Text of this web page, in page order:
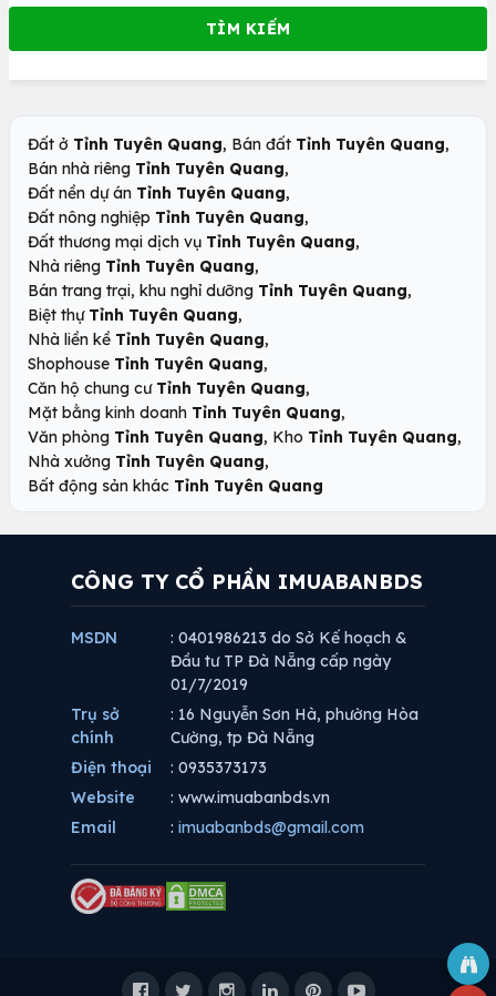
Đất ở Tỉnh Tuyên Quang, Bán đất Tỉnh Tuyên Quang,
Bán nhà riêng Tỉnh Tuyên Quang,
Đất nền dự án Tỉnh Tuyên Quang,
Đất nông nghiệp Tỉnh Tuyên Quang,
Đất thương mại dịch vụ Tỉnh Tuyên Quang,
Nhà riêng Tỉnh Tuyên Quang,
Bán trang trại, khu nghỉ dưỡng Tỉnh Tuyên Quang,
Biệt thự Tỉnh Tuyên Quang,
Nhà liền kề Tỉnh Tuyên Quang,
Shophouse Tỉnh Tuyên Quang,
Căn hộ chung cư Tỉnh Tuyên Quang,
Mặt bằng kinh doanh Tỉnh Tuyên Quang,
Văn phòng Tỉnh Tuyên Quang, Kho Tỉnh Tuyên Quang,
Nhà xưởng Tỉnh Tuyên Quang,
Bất động sản khác Tỉnh Tuyên Quang
CÔNG TY CỔ PHẦN IMUABANBDS
MSDN
: 0401986213 do Sở Kế hoạch &
Đầu tư TP Đà Nẵng cấp ngày
01/7/2019
Trụ sở
chính
: 16 Nguyễn Sơn Hà, phường Hòa
Cường, tp Đà Nẵng
Điện thoại
: 0935373173
Website
: www.imuabanbds.vn
Email
: imuabanbds@gmail.com